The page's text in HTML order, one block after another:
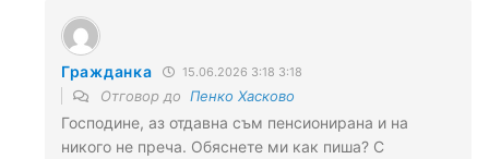
Гражданка 15.06.2026 3:18 3:18
Отговор до Пенко Хасково
Господине, аз отдавна съм пенсионирана и на
никого не преча. Обяснете ми как пиша? С